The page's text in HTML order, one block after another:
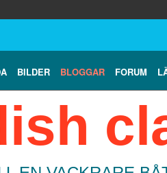
BILDER BLOGGAR FORUM